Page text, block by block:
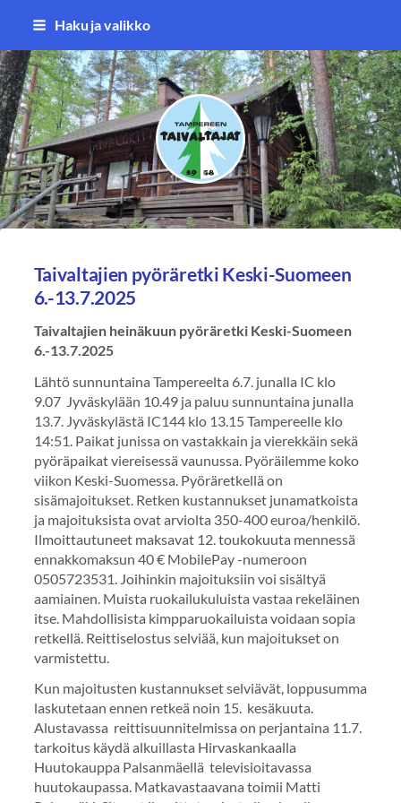
Siirry
sisältöön
Haku ja valikko
Tampereen Taivaltajat ry
Taivaltajien pyöräretki Keski-Suomeen
6.-13.7.2025
Taivaltajien heinäkuun pyöräretki Keski-Suomeen
6.-13.7.2025
Lähtö sunnuntaina Tampereelta 6.7. junalla IC klo
9.07 Jyväskylään 10.49 ja paluu sunnuntaina junalla
13.7. Jyväskylästä IC144 klo 13.15 Tampereelle klo
14:51. Paikat junissa on vastakkain ja vierekkäin sekä
pyöräpaikat viereisessä vaunussa. Pyöräilemme koko
viikon Keski-Suomessa. Pyöräretkellä on
sisämajoitukset. Retken kustannukset junamatkoista
ja majoituksista ovat arviolta 350-400 euroa/henkilö.
Ilmoittautuneet maksavat 12. toukokuuta mennessä
ennakkomaksun 40 € MobilePay -numeroon
0505723531. Joihinkin majoituksiin voi sisältyä
aamiainen. Muista ruokailukuluista vastaa rekeläinen
itse. Mahdollisista kimpparuokailuista voidaan sopia
retkellä. Reittiselostus selviää, kun majoitukset on
varmistettu.
Kun majoitusten kustannukset selviävät, loppusumma
laskutetaan ennen retkeä noin 15. kesäkuuta.
Alustavassa reittisuunnitelmissa on perjantaina 11.7.
tarkoitus käydä alkuillasta Hirvaskankaalla
Huutokauppa Palsanmäellä televisioitavassa
huutokaupassa. Matkavastaavana toimii Matti